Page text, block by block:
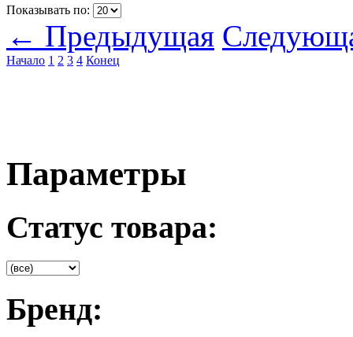
Показывать по:
← Предыдущая
Начало 1 2 3 4 Конец
Параметры
Статус товара:
Бренд: